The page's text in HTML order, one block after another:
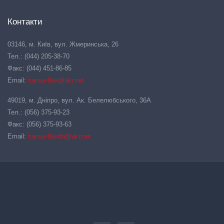
Контакти
03146, м. Київ, вул. Жмеринська, 26
Тел.: (044) 205-38-70
Факс: (044) 451-86-85
Email: hansa-flex@ukr.net
49019, м. Дніпро, вул. Ак. Белелюбського, 36А
Тел.: (056) 375-93-23
Факс: (056) 375-93-63
Email: hansa-flexdn@ukr.net